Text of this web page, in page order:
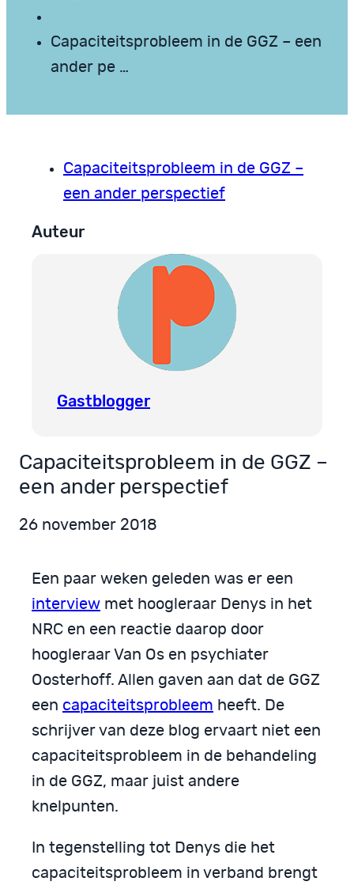
Capaciteitsprobleem in de GGZ – een
ander pe …
Capaciteitsprobleem in de GGZ –
een ander perspectief
Auteur
Gastblogger
Capaciteitsprobleem in de GGZ –
een ander perspectief
26 november 2018
Een paar weken geleden was er een
interview met hoogleraar Denys in het
NRC en een reactie daarop door
hoogleraar Van Os en psychiater
Oosterhoff. Allen gaven aan dat de GGZ
een capaciteitsprobleem heeft. De
schrijver van deze blog ervaart niet een
capaciteitsprobleem in de behandeling
in de GGZ, maar juist andere
knelpunten.
In tegenstelling tot Denys die het
capaciteitsprobleem in verband brengt